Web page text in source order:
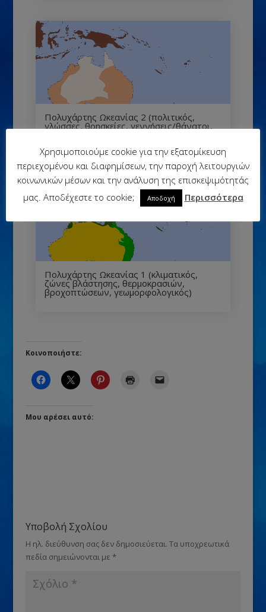
Πολυχάρτης Ωκεανίας 2 (πολιτικός,
γλώσσες, θρησκείες, γεννήσεις/θάνατοι,
Πολυχάρτης Ωκεανίας 1 (κλιματικός,
ζώνες βλάστησης, θερμοκρασιών,
βροχοπτώσεων, γεωμορφολογικός)
Κοινοποιήστε:
Μου αρέσει αυτό:
Υποβολή Σχολίου
Η ηλ. διεύθυνση σας δεν δημοσιεύεται. Τα υποχρεωτικά
πεδία σημειώνονται με *
Χρησιμοποιούμε cookie για την εξατομίκευση
περιεχομένου και διαφημίσεων, την παροχή λειτουργιών
κοινωνικών μέσων και την ανάλυση της επισκεψιμότητάς
μας. Αποδέχεστε το cookie;
Αποδοχή Περισσότερα